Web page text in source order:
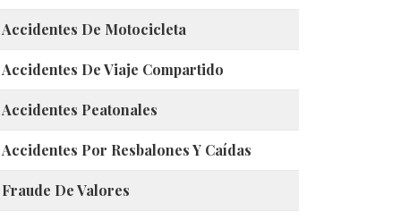
Accidentes De Motocicleta
Accidentes De Viaje Compartido
Accidentes Peatonales
Accidentes Por Resbalones Y Caídas
Fraude De Valores